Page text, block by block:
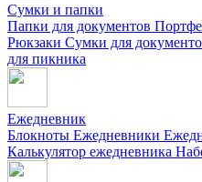
Сумки и папки
Папки для документов
Рюкзаки Сумки для
для пикника
Ежедневник
Блокноты Ежедневники
Калькулятор ежедневника